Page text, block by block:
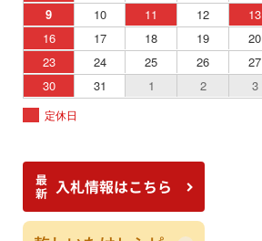
9
10 11 12 13
16
17 18 19 20
23
24 25 26 27
30
31 1 2 3
定休日